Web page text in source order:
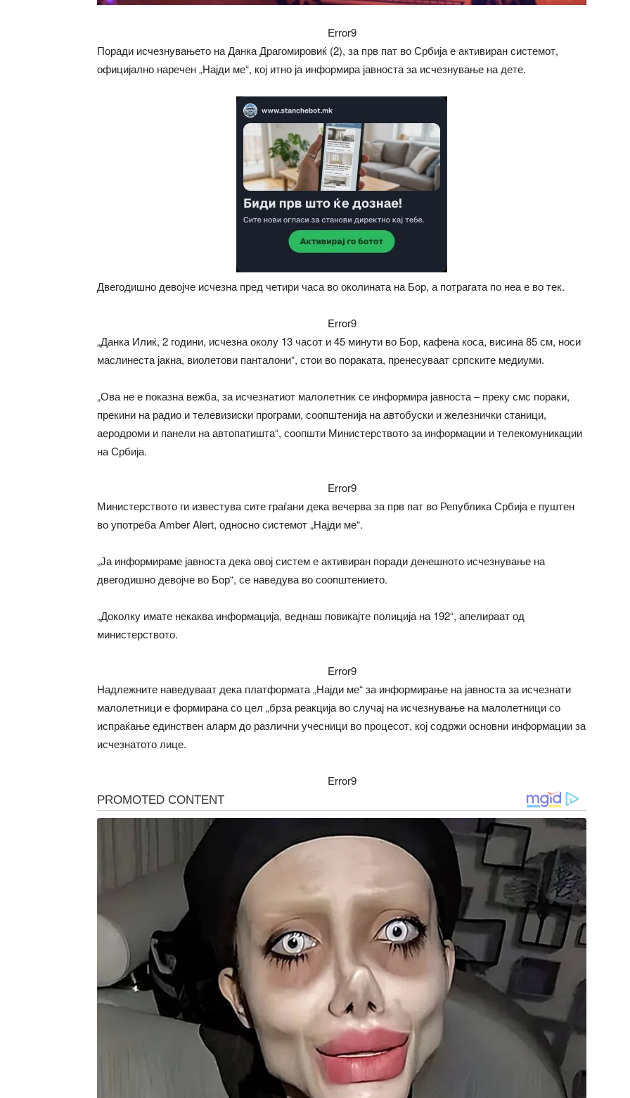
Error9
Поради исчезнувањето на Данка Драгомировиќ (2), за прв пат во Србија е активиран системот,
официјално наречен „Најди ме“, кој итно ја информира јавноста за исчезнување на дете.
Двегодишно девојче исчезна пред четири часа во околината на Бор, а потрагата по неа е во тек.
Error9
„Данка Илиќ, 2 години, исчезна околу 13 часот и 45 минути во Бор, кафена коса, висина 85 см, носи
маслинеста јакна, виолетови панталони“, стои во пораката, пренесуваат српските медиуми.
„Ова не е показна вежба, за исчезнатиот малолетник се информира јавноста – преку смс пораки,
прекини на радио и телевизиски програми, соопштенија на автобуски и железнички станици,
аеродроми и панели на автопатишта“, соопшти Министерството за информации и телекомуникации
на Србија.
Error9
Министерството ги известува сите граѓани дека вечерва за прв пат во Република Србија е пуштен
во употреба Amber Alert, односно системот „Најди ме“.
„Ја информираме јавноста дека овој систем е активиран поради денешното исчезнување на
двегодишно девојче во Бор“, се наведува во соопштението.
„Доколку имате некаква информација, веднаш повикајте полиција на 192“, апелираат од
министерството.
Error9
Надлежните наведуваат дека платформата „Најди ме“ за информирање на јавноста за исчезнати
малолетници е формирана со цел „брза реакција во случај на исчезнување на малолетници со
испраќање единствен аларм до различни учесници во процесот, кој содржи основни информации за
исчезнатото лице.
Error9